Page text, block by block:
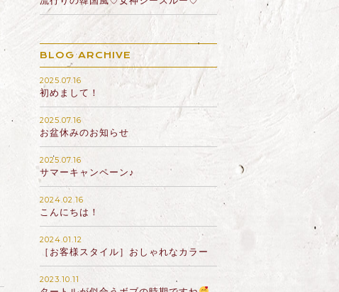
BLOG ARCHIVE
2025.07.16
初めまして！
2025.07.16
お盆休みのお知らせ
2025.07.16
サマーキャンペーン♪
2024.02.16
こんにちは！
2024.01.12
［お客様スタイル］おしゃれなカラー
2023.10.11